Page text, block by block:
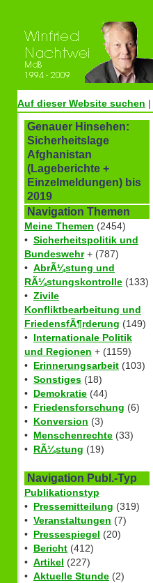
Auf dieser Website suchen |
Genauer Hinsehen:
Sicherheitslage
Afghanistan
(Lageberichte +
Einzelmeldungen) bis
2019
Navigation Themen
Meine Themen (2454)
• Sicherheitspolitik und
Bundeswehr+ (787)
• AbrÃ¼stung und
RÃ¼stungskontrolle (133)
• Zivile
Konfliktbearbeitung und
FriedensfÃ¶rderung (149)
• Internationale Politik
und Regionen + (1159)
• Erinnerungsarbeit (103)
• Sonstiges (18)
• Demokratie (44)
• Friedensforschung (6)
• Konversion (3)
• Menschenrechte (33)
• RÃ¼stung (19)
Navigation Publ.-Typ
Publikationstyp
• Pressemitteilung (319)
• Veranstaltungen (7)
• Pressespiegel (20)
• Bericht (412)
• Artikel (227)
• Aktuelle Stunde (2)